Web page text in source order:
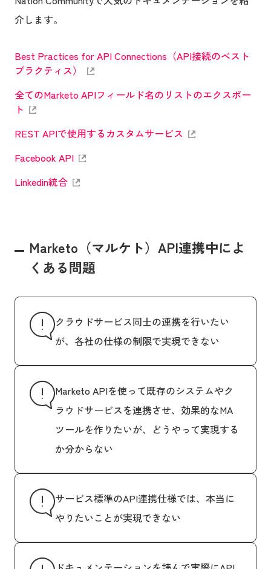
介します。
Best Practices for API Connections（API接続のベスト
プラクティス）
全てのMarketo APIフィールド名のリストのエクスポー
ト
REST APIで使用するカスタムサービス
Facebook API
Linkedin統合
Marketo（マルケト）API連携中によ
くある問題
クラウドサービス同士の連携を行いたい
が、各社の仕様の制限で実現できない
Marketo APIを使って既存のシステムやク
ラウドサービスを連携させ、効果的なMA
ツールを作りたいが、どうやって実現する
か分からない
サービス標準のAPI連携仕様では、本当に
やりたいことが実現できない